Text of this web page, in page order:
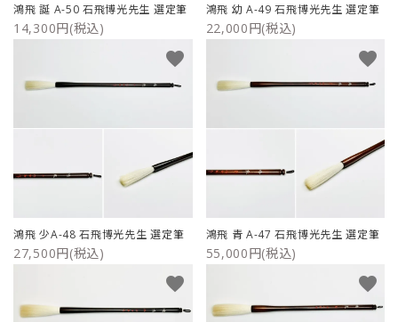
プライバシーポリシー
鴻飛 誕 A-50 石飛博光先生 選定筆
14,300円(税込)
鴻飛 幼 A-49 石飛博光先生 選定筆
22,000円(税込)
鴻飛 少A-48 石飛博光先生 選定筆
27,500円(税込)
favorite
鴻飛 青 A-47 石飛博光先生 選定筆
55,000円(税込)
favorite
favorite favorite